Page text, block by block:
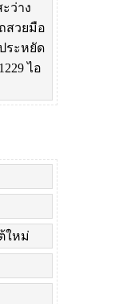
ว่าง
สวยมือ
ระหยัด
ไอ
ใหม่